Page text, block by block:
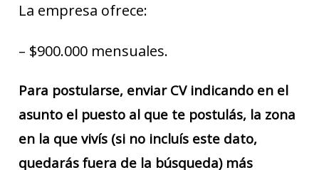
La empresa ofrece:
– $900.000 mensuales.
Para postularse, enviar CV indicando en el
asunto el puesto al que te postulás, la zona
en la que vivís (si no incluís este dato,
quedarás fuera de la búsqueda) más